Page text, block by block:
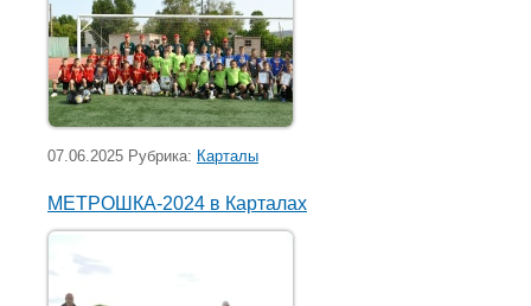
07.06.2025 Рубрика: Карталы
МЕТРОШКА-2024 в Карталах